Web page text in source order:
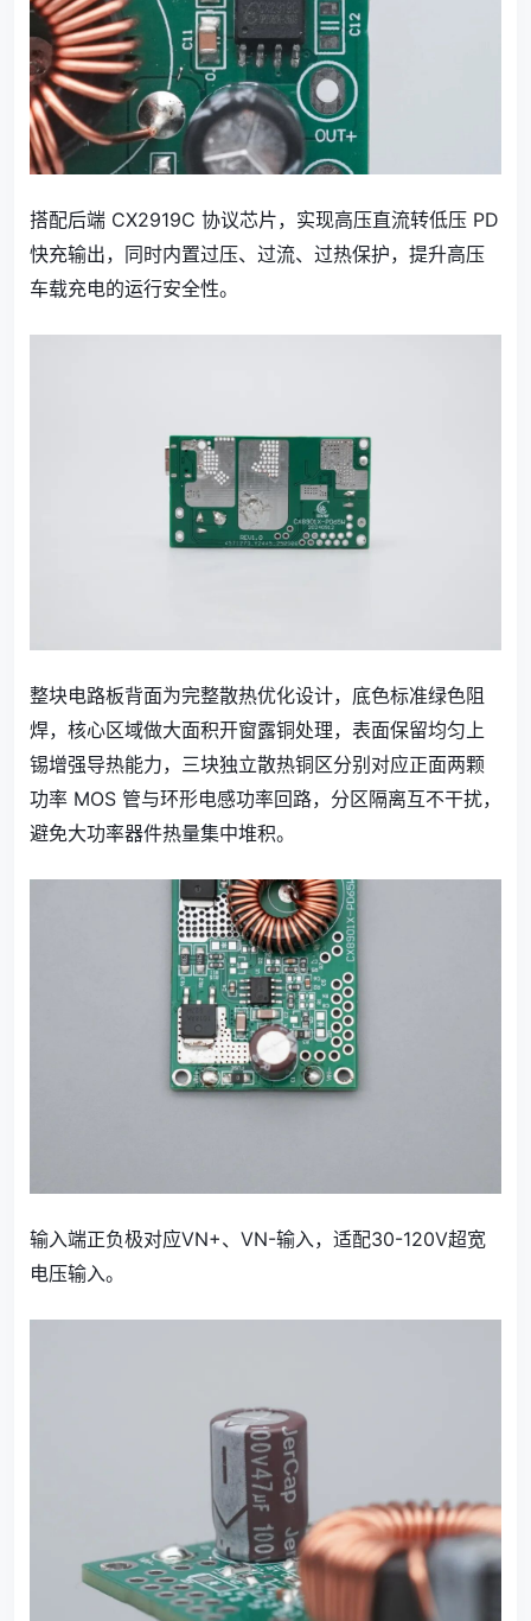
搭配后端 CX2919C 协议芯片，实现高压直流转低压 PD
快充输出，同时内置过压、过流、过热保护，提升高压
车载充电的运行安全性。
整块电路板背面为完整散热优化设计，底色标准绿色阻
焊，核心区域做大面积开窗露铜处理，表面保留均匀上
锡增强导热能力，三块独立散热铜区分别对应正面两颗
功率 MOS 管与环形电感功率回路，分区隔离互不干扰，
避免大功率器件热量集中堆积。
输入端正负极对应VN+、VN-输入，适配30-120V超宽
电压输入。